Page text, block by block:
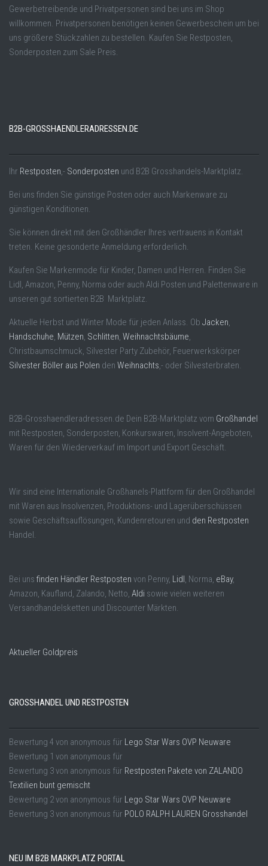
Gewerbetreibende und Privatpersonen sind bei uns im Shop
willkommen. Privatpersonen benötigen keinen Gewerbeschein um bei
uns größere Stückzahlen zu bestellen. Kaufen Sie Restposten,
Sonderposten zum Sale Preis.
B2B-GROSSHAENDLERADRESSEN.DE
Ihr Restposten,- Sonderposten und B2B Grosshandels-Marktplatz.
Bei uns finden Sie günstige Posten oder auch Markenware zu
günstigen Konditionen.
Sie können direkt mit den Großhändler Ihres vertrauens in Kontakt
treten. Keine gesonderte Anmeldung erforderlich.
Kaufen Sie Markenmode für Kinder, Damen und Herren. Finden Sie
Lidl, Amazon, Penny, Norma oder auch Aldi Posten und Palettenware in
unseren gut sortierten B2B Marktplatz.
Aktuelle Herbst und Winter Mode für jeden Anlass. Ob Jacken,
Handschuhe, Mützen, Schlitten, Weihnachtsbäume,
Christbaumschmuck, Silvester Party Zubehör, Feuerwerkskörper
Silvester Böller aus Polen den Weihnachts,- oder Silvesterbraten.
B2B-Grosshaendleradressen.de Dein B2B-Marktplatz vom Großhandel
mit Restposten, Sonderposten, Konkurswaren, Insolvent-Angeboten,
Waren für den Wiederverkauf im Import und Export Geschäft.
Wir sind eine Internationale Großhanels-Plattform für den Großhandel
mit Waren aus Insolvenzen, Produktions- und Lagerüberschüssen
sowie Geschäftsauflösungen, Kundenretouren und den Restposten
Handel.
Bei uns finden Händler Restposten von Penny, Lidl , Norma, eBay,
Amazon, Kaufland, Zalando, Netto, Aldi sowie vielen weiteren
Versandhandelsketten und Discounter Märkten.
Aktueller Goldpreis
GROSSHANDEL UND RESTPOSTEN
Bewertung 4 von anonymous für Lego Star Wars OVP Neuware
Bewertung 1 von anonymous für
Bewertung 3von anonymous für Restposten Pakete von ZALANDO
Textilien bunt gemischt
Bewertung 2von anonymous für Lego Star Wars OVP Neuware
Bewertung 3von anonymous für POLO RALPH LAUREN Grosshandel
NEU IM B2B MARKPLATZ PORTAL